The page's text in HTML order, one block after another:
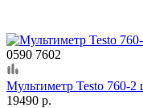
0590 7602
Мультиметр Testo 760-
19490 р.